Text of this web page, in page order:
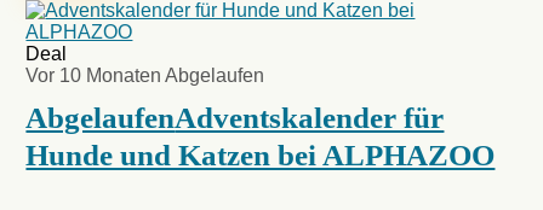
Deal
Vor 10 MonatenAbgelaufen
AbgelaufenAdventskalender für
Hunde und Katzen bei ALPHAZOO